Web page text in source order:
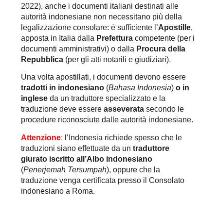
2022), anche i documenti italiani destinati alle
autorità indonesiane non necessitano più della
legalizzazione consolare: è sufficiente l’Apostille,
apposta in Italia dalla Prefetturacompetente (per i
documenti amministrativi) o dalla Procura della
Repubblica(per gli atti notarili e giudiziari).
Una volta apostillati, i documenti devono essere
tradotti in indonesiano (Bahasa Indonesia) o in
ingleseda un traduttore specializzato e la
traduzione deve essere asseveratasecondo le
procedure riconosciute dalle autorità indonesiane.
Attenzione: l’Indonesia richiede spesso che le
traduzioni siano effettuate da un traduttore
giurato iscritto all’Albo indonesiano
(Penerjemah Tersumpah), oppure che la
traduzione venga certificata presso il Consolato
indonesiano a Roma.